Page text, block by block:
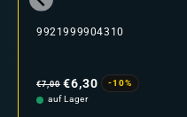
9921999904310
Preis
€7,00 €6,30
-10%
auf Lager